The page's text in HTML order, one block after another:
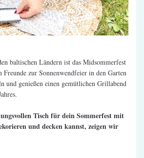
baltischen Ländern ist das Midsommerfest
Freunde zur Sonnenwendfeier in den Garten
und genießen einen gemütlichen Grillabend
Tisch für dein Sommerfest mit
und decken kannst, zeigen wir